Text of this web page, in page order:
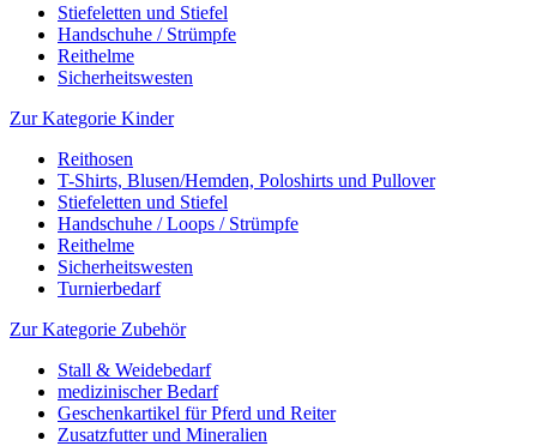
Stiefeletten und Stiefel
Handschuhe / Strümpfe
Reithelme
Sicherheitswesten
Zur Kategorie Kinder
Reithosen
T-Shirts, Blusen/Hemden, Poloshirts und Pullover
Stiefeletten und Stiefel
Handschuhe / Loops / Strümpfe
Reithelme
Sicherheitswesten
Turnierbedarf
Zur Kategorie Zubehör
Stall & Weidebedarf
medizinischer Bedarf
Geschenkartikel für Pferd und Reiter
Zusatzfutter und Mineralien